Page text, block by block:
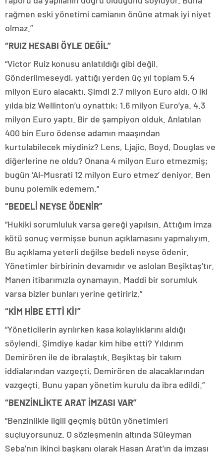
rağmen eski yönetimi camianın önüne atmak iyi niyet
olmaz.”
“RUIZ HESABI ÖYLE DEĞİL”
“Victor Ruiz konusu anlatıldığı gibi değil.
Gönderilmeseydi, yattığı yerden üç yıl toplam 5.4
milyon Euro alacaktı. Şimdi 2.7 milyon Euro aldı. O iki
yılda biz Wellinton’u oynattık; 1.6 milyon Euro’ya. 4.3
milyon Euro yaptı. Bir de şampiyon olduk. Anlatılan
400 bin Euro ödense adamın maaşından
kurtulabilecek miydiniz? Lens, Ljajic, Boyd, Douglas ve
diğerlerine ne oldu? Onana 4 milyon Euro etmezmiş;
bugün ‘Al-Musrati 12 milyon Euro etmez’ deniyor. Ben
bunu polemik edemem.”
“BEDELİ NEYSE ÖDENİR”
“Hukiki sorumluluk varsa gereği yapılsın. Attığım imza
kötü sonuç vermişse bunun açıklamasını yapmalıyım.
Bu açıklama yeterli değilse bedeli neyse ödenir.
Yönetimler birbirinin devamıdır ve aslolan Beşiktaş’tır.
Manen itibarımızla oynamayın. Maddi bir sorumluk
varsa bizler bunları yerine getiririz.”
“KİM HİBE ETTİ Kİ!”
“Yöneticilerin ayrılırken kasa kolaylıklarını aldığı
söylendi. Şimdiye kadar kim hibe etti? Yıldırım
Demirören ile de ibralaştık. Beşiktaş bir takım
iddialarından vazgeçti, Demirören de alacaklarından
vazgeçti. Bunu yapan yönetim kurulu da ibra edildi.”
“BENZİNLİKTE ARAT İMZASI VAR”
“Benzinlikle ilgili geçmiş bütün yönetimleri
suçluyorsunuz. O sözleşmenin altında Süleyman
Seba’nın ikinci başkanı olarak Hasan Arat’ın da imzası